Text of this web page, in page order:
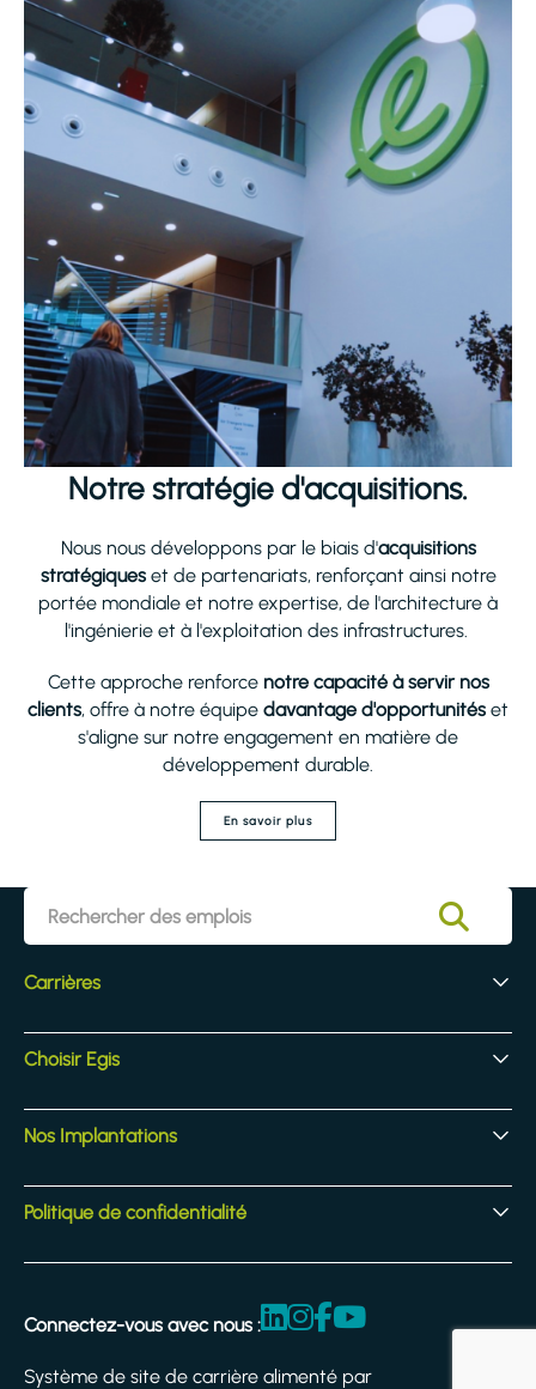
Notre stratégie d'acquisitions.
Nous nous développons par le biais d'acquisitions
stratégiqueset de partenariats, renforçant ainsi notre
portée mondiale et notre expertise, de l'architecture à
l'ingénierie et à l'exploitation des infrastructures.
Cette approche renforce notre capacité à servir nos
clients, offre à notre équipe davantage d'opportunités et
s'aligne sur notre engagement en matière de
développement durable.
En savoir plus
Carrières
Vos débuts chez Egis
Recrutement d'experts
Poste phares
Choisir Egis
Notre culture d’entreprise
Nos activités
Les avantages
Nos Implantations
Implantations
Politique de confidentialité
Juridique et conformité
Déclaration d'accessibilité
Connectez-vous avec nous :
Système de site de carrière alimenté par